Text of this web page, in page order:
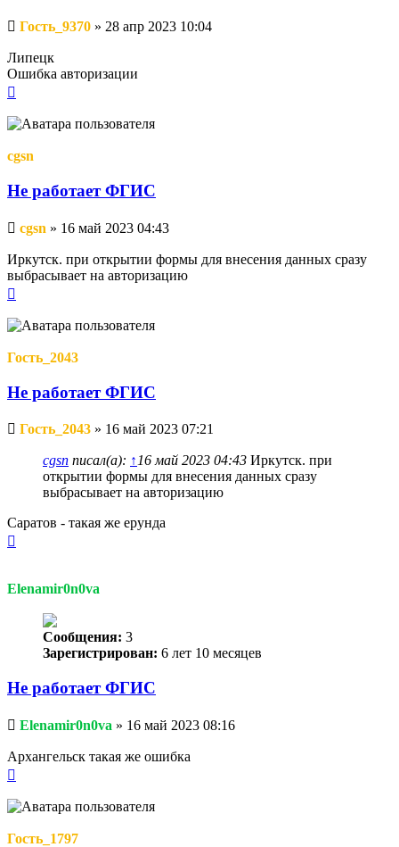
Непрочитанное
Гость_9370 » 28 апр 2023 10:04
Липецк
Ошибка авторизации
началу
cgsn
Не работает ФГИС
Непрочитанное
сообщение
cgsn » 16 май 2023 04:43
Иркутск. при открытии формы для внесения данных сразу
выбрасывает на авторизацию
началу
Гость_2043
Не работает ФГИС
Непрочитанное
сообщение
Гость_2043 » 16 май 2023 07:21
cgsn писал(а): ↑ 16 май 2023 04:43 Иркутск. при
открытии формы для внесения данных сразу
выбрасывает на авторизацию
Саратов - такая же ерунда
Elenamir0n0va
Сообщения: 3
Зарегистрирован: 6 лет 10 месяцев
Не работает ФГИС
Непрочитанное
Elenamir0n0va » 16 май 2023 08:16
Архангельск такая же ошибка
началу
Гость_1797